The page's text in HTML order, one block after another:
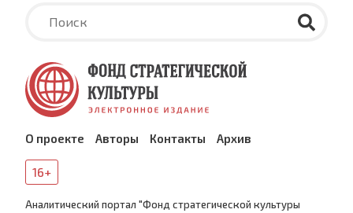
О проекте Авторы Контакты Архив
16+
Аналитический портал "Фонд стратегической культуры